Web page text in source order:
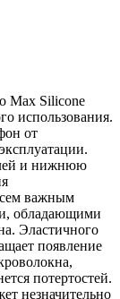
Max Silicone
использования.
от
и нижнюю
важным
обладающими
Эластичного
появление
потертостей.
незначительно